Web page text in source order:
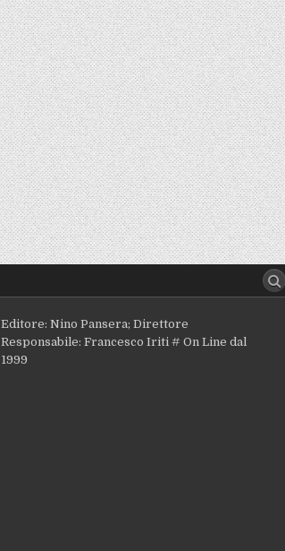
Editore: Nino Pansera; Direttore
Responsabile: Francesco Iriti # On Line dal
1999